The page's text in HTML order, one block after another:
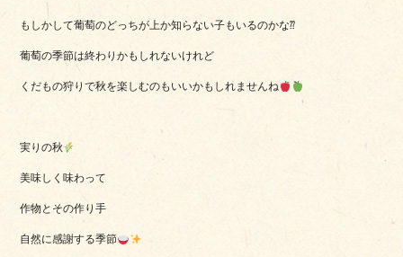
もしかして葡萄のどっちが上か知らない子もいるのかな⁇
葡萄の季節は終わりかもしれないけれど
くだもの狩りで秋を楽しむのもいいかもしれませんね
実りの秋
美味しく味わって
作物とその作り手
自然に感謝する季節